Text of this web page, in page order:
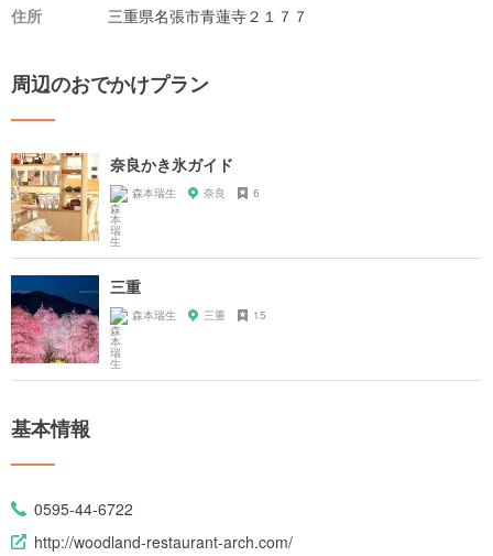
住所 三重県名張市青蓮寺２１７７
周辺のおでかけプラン
奈良かき氷ガイド
森本瑞生 奈良 6
三重
森本瑞生 三重 15
基本情報
0595-44-6722
http://woodland-restaurant-arch.com/